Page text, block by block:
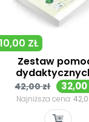
Zestaw
Cena
42,00 zł Cena
32,00
Najniższa cena:
ZŁ
Szybki